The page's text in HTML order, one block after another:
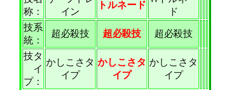
称：
イン
トルネード
ド
技系
統：
超必殺技 超必殺技
超必殺技
技タ
イ
プ：
かしこさタ
イプ
かしこさタ
イプ
かしこさタ
イプ